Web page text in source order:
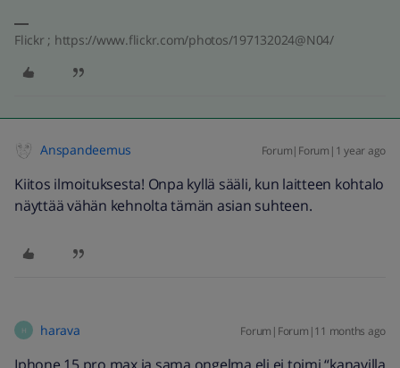
Flickr ; https://www.flickr.com/photos/197132024@N04/
Anspandeemus Forum|Forum|1 year ago
Kiitos ilmoituksesta! Onpa kyllä sääli, kun laitteen kohtalo
näyttää vähän kehnolta tämän asian suhteen.
H harava Forum|Forum|11 months ago